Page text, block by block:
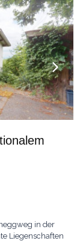
in der
Liegenschaften